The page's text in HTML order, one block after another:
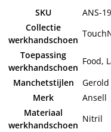
SKU
ANS-
Collectie
werkhandschoen
Toepassing
werkhandschoen
Food,
Manchetstijlen
Merk
Ansell
Materiaal
werkhandschoen
Nitril